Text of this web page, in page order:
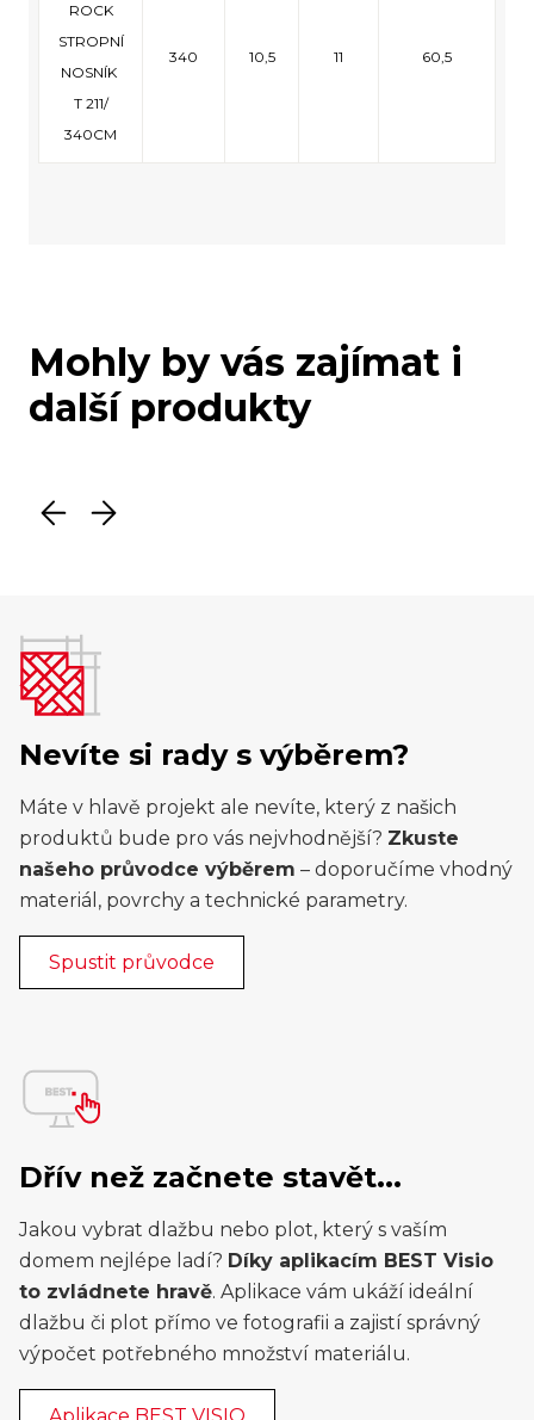
ROCK
STROPNÍ
NOSNÍK
T 211/
340CM
340 10,5 11 60,5
Mohly by vás zajímat i
další produkty
Nevíte si rady s výběrem?
Máte v hlavě projekt ale nevíte, který z našich
produktů bude pro vás nejvhodnější? Zkuste
našeho průvodce výběrem – doporučíme vhodný
materiál, povrchy a technické parametry.
Spustit průvodce
Dřív než začnete stavět...
Jakou vybrat dlažbu nebo plot, který s vaším
domem nejlépe ladí? Díky aplikacím BEST Visio
to zvládnete hravě. Aplikace vám ukáží ideální
dlažbu či plot přímo ve fotografii a zajistí správný
výpočet potřebného množství materiálu.